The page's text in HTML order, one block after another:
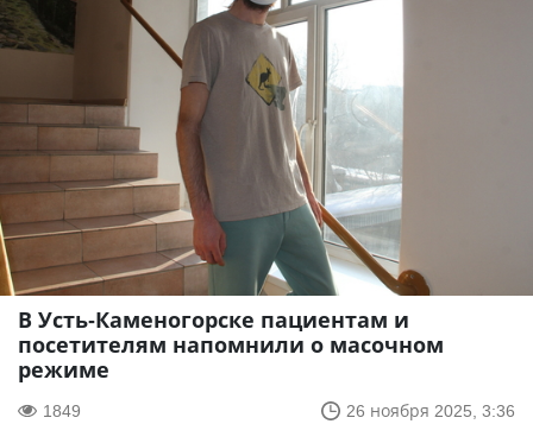
В Усть-Каменогорске пациентам и
посетителям напомнили о масочном
режиме
1849 26 ноября 2025, 3:36